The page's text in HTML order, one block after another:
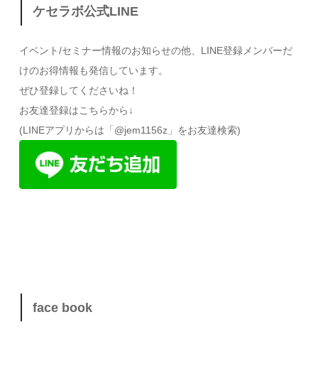
ケセラボ公式LINE
イベント/セミナー情報のお知らせの他、LINE登録メンバーだ
けのお得情報も発信しています。
ぜひ登録してくださいね！
お友達登録はこちらから↓
(LINEアプリからは「@jem1156z」をお友達検索)
face book